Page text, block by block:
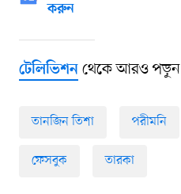
করুন
টেলিভিশনথেকে আরও পড়ুন
তানজিন তিশা পরীমনি
ফেসবুক তারকা